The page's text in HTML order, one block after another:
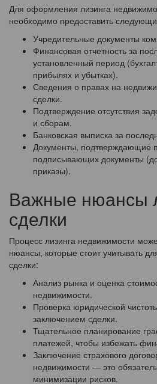
Для оформления лизинга
необходимо предоставить
Учредительные документы
Финансовая отчетность за
установленный период
прибылях и убытках).
Сведения о правах на
сделки.
Подтверждение отсутствия
и сборам.
Банковская выписка за
Документы, подтверждающие
подписывающих документы
приказы).
Важные нюансы
сделки
Процесс лизинга недвижимости
нюансы, которые стоит учитывать
сделки:
Анализ рынка и оценка
недвижимости.
Проверка юридической
заключением сделки.
Тщательное планирование
платежей, чтобы избежать
Заключение страхового
недвижимости — это
минимизации рисков.